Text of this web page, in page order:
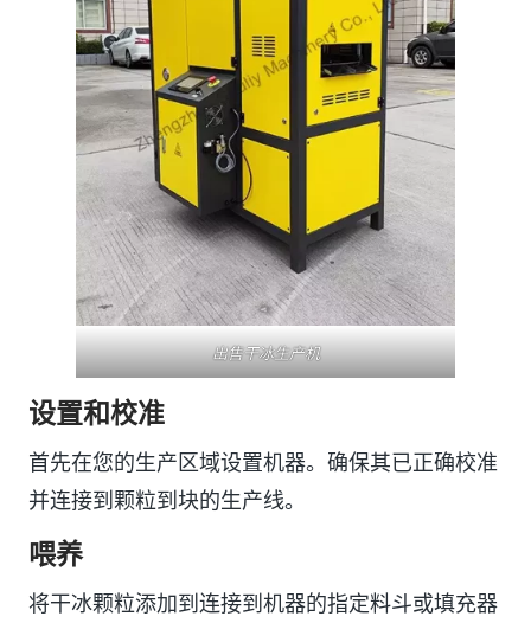
出售干冰生产机
设置和校准
首先在您的生产区域设置机器。确保其已正确校准
并连接到颗粒到块的生产线。
喂养
将干冰颗粒添加到连接到机器的指定料斗或填充器